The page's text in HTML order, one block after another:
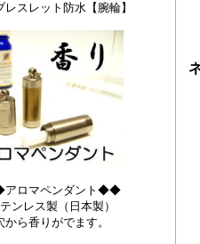
レスレット防水【腕輪】
ロマペンダント◆◆
ンレス製（日本製）
から香りがでます。